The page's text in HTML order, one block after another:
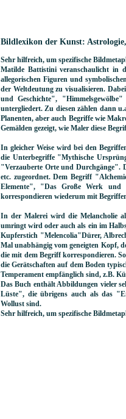
Bildlexikon der Kunst:
Sehr hilfreich, um spezifische
Matilde Battistini veranschaulicht in
allegorischen Figuren und
der Weltdeutung zu visualisieren.
und Geschichte",
untergliedert. Zu diesen zählen dann
Planenten, aber auch Begriffe wie
Gemälden gezeigt, wie Maler diese
In gleicher Weise wird bei den
die Unterbegriffe "Mythische
"Verzauberte Orte und Durchgänge".
etc. zugeordnet. Dem Begriff
Elemente", "Das Große Werk und
korrespondieren wiederum mit
In der Malerei wird die Melancholie
umringt wird oder auch als ein im
Kupferstich "Melencolia"Dürer,
Mal unabhängig vom geneigten Kopf,
die mit dem Begriff korrespondieren.
die Gerätschaften auf dem Boden
Temperament empfänglich sind, z.B.
Das Buch enthält Abbildungen vieler
Lüste", die übrigens auch als das
Wollust sind.
Sehr hilfreich, um spezifische